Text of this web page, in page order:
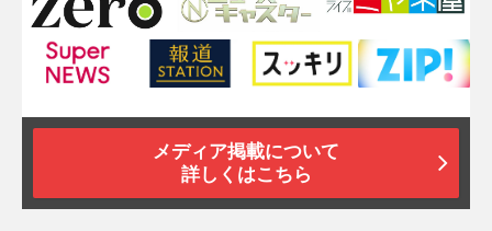
メディア掲載について
詳しくはこちら